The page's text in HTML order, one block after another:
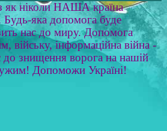
як ніколи НАША країна
яка допомога буде
нас до миру. Допомога
війську, інформаційна війна -
до знищення ворога на нашій
Допоможи Україні!